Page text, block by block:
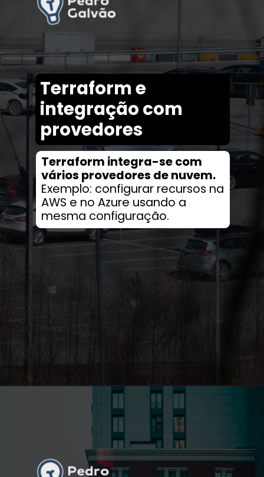
Terraform integra-se com
vários provedores de nuvem.
Exemplo: configurar recursos na
AWS e no Azure usando a
mesma configuração.
Terraform e
integração com
provedores